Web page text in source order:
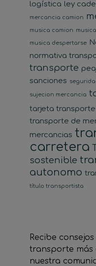
logística ley
mercancia camion
musica camion
musica despertarse
normativa
transporte
sanciones
sujecion mercancia
tarjeta transporte
transporte de
mercancias
carretera
sostenible
autonomo
título transportista
Recibe
transporte más
nuestra